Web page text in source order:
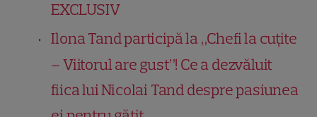
EXCLUSIV
Ilona Tand participă la „Chefi la cuțite
– Viitorul are gust”! Ce a dezvăluit
fiica lui Nicolai Tand despre pasiunea